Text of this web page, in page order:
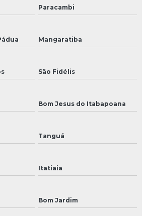
ampla
eco solvente
recorte
impressoras digitais
Paracambi
Mangaratiba
São Fidélis
Bom Jesus do Itabapoana
Tanguá
Itatiaia
Bom Jardim